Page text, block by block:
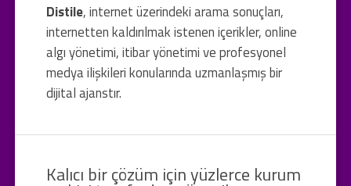
Distile, internet üzerindeki arama sonuçları,
internetten kaldırılmak istenen içerikler, online
algı yönetimi, itibar yönetimi ve profesyonel
medya ilişkileri konularında uzmanlaşmış bir
dijital ajanstır.
Kalıcı bir çözüm için yüzlerce kurum